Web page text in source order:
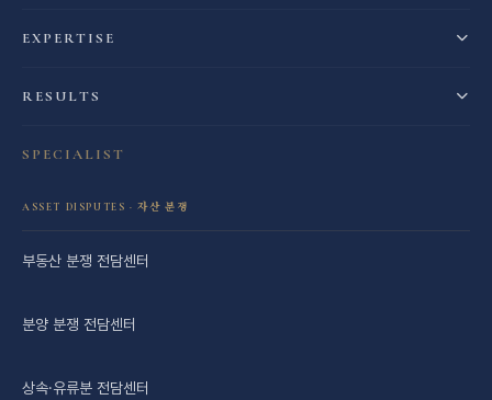
EXPERTISE
RESULTS
SPECIALIST
ASSET DISPUTES · 자산 분쟁
부동산 분쟁 전담센터
분양 분쟁 전담센터
상속·유류분 전담센터